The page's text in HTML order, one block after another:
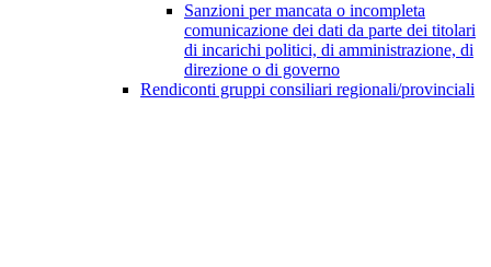
Sanzioni per mancata o incompleta
comunicazione dei dati da parte dei titolari
di incarichi politici, di amministrazione, di
direzione o di governo
Rendiconti gruppi consiliari regionali/provinciali